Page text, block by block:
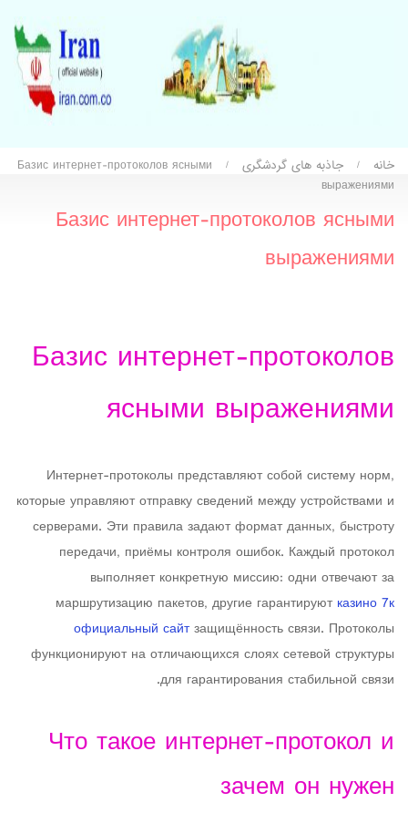
خانه / جاذبه های گردشگری /
Базис интернет-протоколов ясными
выражениями
Базис интернет-протоколов ясными
выражениями
Базис интернет-протоколов
ясными выражениями
Интернет-протоколы представляют собой систему норм,
которые управляют отправку сведений между устройствами и
серверами. Эти правила задают формат данных, быстроту
передачи, приёмы контроля ошибок. Каждый протокол
выполняет конкретную миссию: одни отвечают за
маршрутизацию пакетов, другие гарантируют казино 7к
официальный сайтзащищённость связи. Протоколы
функционируют на отличающихся слоях сетевой структуры
для гарантирования стабильной связи.
Что такое интернет-протокол и
зачем он нужен